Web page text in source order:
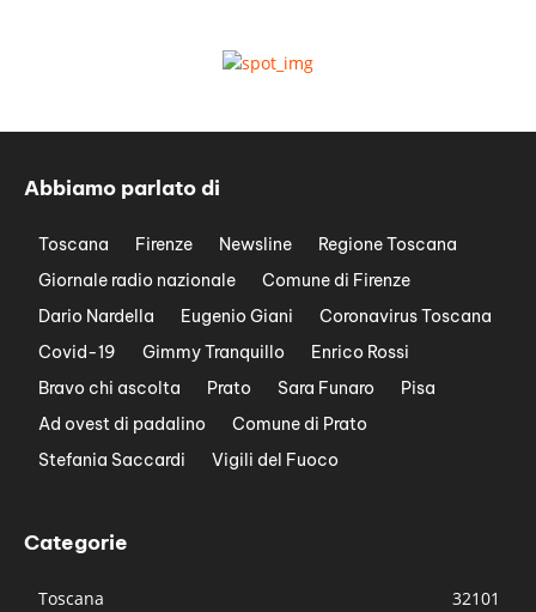
Abbiamo parlato di
Toscana Firenze Newsline
Regione Toscana
Giornale radio nazionale
Comune di Firenze
Dario Nardella
Eugenio Giani
Coronavirus Toscana
Covid-19
Gimmy Tranquillo
Enrico Rossi
Bravo chi ascolta
Prato Sara Funaro
Pisa
Ad ovest di padalino
Comune di Prato
Stefania Saccardi
Vigili del Fuoco
Categorie
Toscana
32101